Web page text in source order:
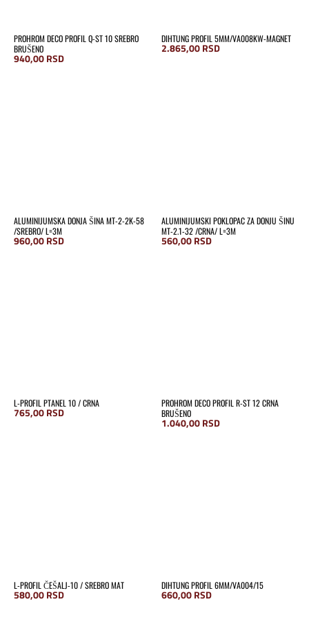
PROHROM DECO PROFIL Q-ST 10 SREBRO
BRUŠENO
940,00RSD
DIHTUNG PROFIL 5MM/VA008KW-MAGNET
2.865,00RSD
ALUMINIJUMSKA DONJA ŠINA MT-2-2K-58
/SREBRO/ L=3M
960,00RSD
ALUMINIJUMSKI POKLOPAC ZA DONJU ŠINU
MT-2.1-32 /CRNA/ L=3M
560,00RSD
L-PROFIL PTANEL 10 / CRNA
765,00RSD
PROHROM DECO PROFIL R-ST 12 CRNA
BRUŠENO
1.040,00RSD
L-PROFIL ČEŠALJ-10 / SREBRO MAT
580,00RSD
DIHTUNG PROFIL 6MM/VA004/15
660,00RSD